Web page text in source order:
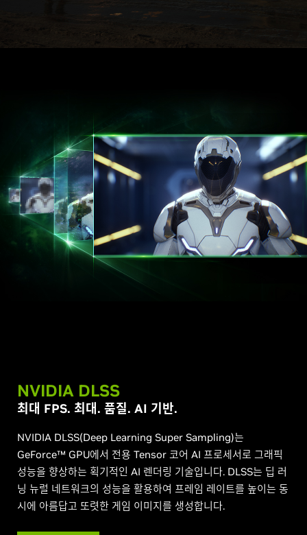
NVIDIA DLSS
최대 FPS. 최대. 품질. AI 기반.
NVIDIA DLSS(Deep Learning Super Sampling)는
GeForce™ GPU에서 전용 Tensor 코어 AI 프로세서로 그래픽
성능을 향상하는 획기적인 AI 렌더링 기술입니다. DLSS는 딥 러
닝 뉴럴 네트워크의 성능을 활용하여 프레임 레이트를 높이는 동
시에 아름답고 또렷한 게임 이미지를 생성합니다.